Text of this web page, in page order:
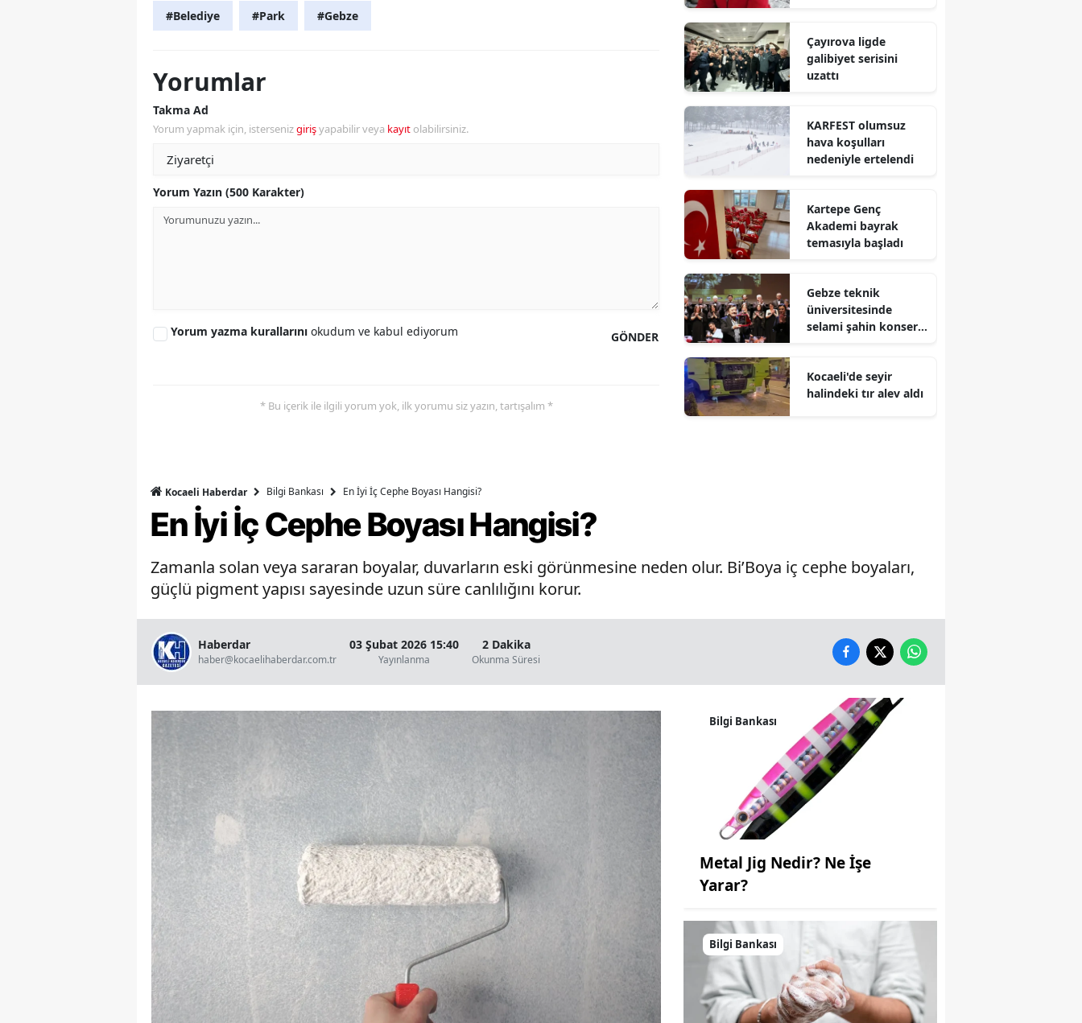
Kars
Kastamonu
Kırklareli
Kocaeli
Konya
Malatya
Kahramanmaraş
Ordu
Sakarya
Siirt
Sinop
Sivas
Trabzon
Şanlıurfa
Uşak
Van
#Belediye #Park #Gebze
Yorumlar
Takma Ad
Yorum yapmak için, istersenizgirişyapabilir veya kayıt olabilirsiniz.
Yorum Yazın (500 Karakter)
GÖNDER
Yorum yazma kurallarını okudum ve kabul ediyorum
* Bu içerik ile ilgili yorum yok, ilk yorumu siz yazın, tartışalım *
Çayırova ligde
galibiyet serisini
uzattı
KARFEST olumsuz
hava koşulları
nedeniyle ertelendi
Kartepe Genç
Akademi bayrak
temasıyla başladı
Gebze teknik
üniversitesinde
selami şahin konseri
Kocaeli'de seyir
halindeki tır alev aldı
Kocaeli Haberdar Bilgi Bankası En İyi İç Cephe Boyası Hangisi?
En İyi İç Cephe Boyası Hangisi?
Zamanla solan veya sararan boyalar, duvarların eski görünmesine neden olur. Bi’Boya iç cephe boyaları,
güçlü pigment yapısı sayesinde uzun süre canlılığını korur.
Haberdar
haber@kocaelihaberdar.com.tr
03 Şubat 2026 15:40
Yayınlanma
2 Dakika
Okunma Süresi
Bilgi Bankası
Metal Jig Nedir? Ne İşe
Yarar?
Bilgi Bankası